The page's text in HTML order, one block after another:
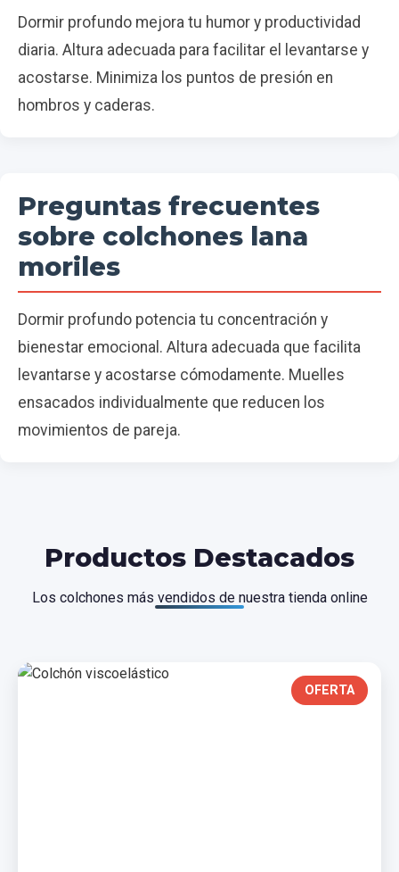
Dormir profundo mejora tu humor y productividad
diaria. Altura adecuada para facilitar el levantarse y
acostarse. Minimiza los puntos de presión en
hombros y caderas.
Preguntas frecuentes
sobre colchones lana
moriles
Dormir profundo potencia tu concentración y
bienestar emocional. Altura adecuada que facilita
levantarse y acostarse cómodamente. Muelles
ensacados individualmente que reducen los
movimientos de pareja.
Productos Destacados
Los colchones más vendidos de nuestra tienda online
OFERTA